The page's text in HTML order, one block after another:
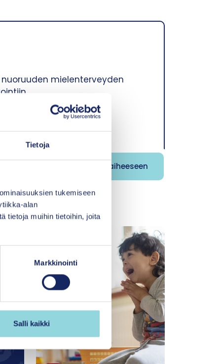
Tietoja
tukemiseen
alan
tietoja muihin tietoihin, joita
Markkinointi
Salli kaikki
mielenterveyden
Tutustu aiheeseen